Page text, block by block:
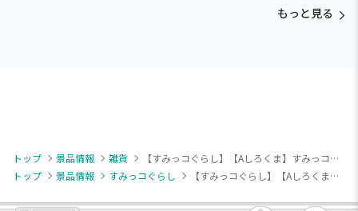
もっと見る
トップ 景品情報 雑貨
【すみっコぐらし】【Aしろくま】すみっコぐらし ウォレット付きスマホショルダーポーチ
トップ
景品情報 すみっコぐらし 【すみっコぐらし】【Aしろくま】すみっコぐらし ウォレット付きスマホショルダーポーチ